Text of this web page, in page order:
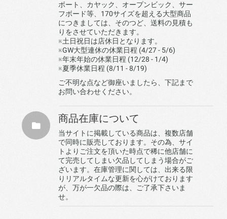
ボート、カヤック、オープンビック、サー
フボード等、170サイズを超える大型商品
につきましては、そのつど、送料の見積も
りをさせていただきます。
※土日祝日は店休日となります。
※GW大型連休の休業日程 (4/27 - 5/6)
※年末年始の休業日程 (12/28 - 1/4)
※夏季休業日程 (8/11 - 8/19)
ご不明な点など御座いましたら、下記まで
お問い合わせください。
商品在庫について
当サイトに掲載している商品は、複数店舗
で同時に販売しております。その為、サイ
トよりご注文を頂いた時点で稀に他店舗に
て完売してしまい欠品してしまう場合がご
ざいます。在庫管理に関しては、出来る限
りリアルタイムな更新を心がけております
が、万が一欠品の際は、ご了承下さいま
せ。